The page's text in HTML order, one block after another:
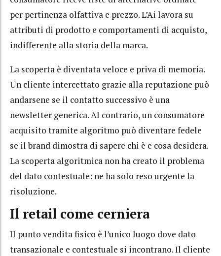
per pertinenza olfattiva e prezzo. L’Ai lavora su
attributi di prodotto e comportamenti di acquisto,
indifferente alla storia della marca.
La scoperta è diventata veloce e priva di memoria.
Un cliente intercettato grazie alla reputazione può
andarsene se il contatto successivo è una
newsletter generica. Al contrario, un consumatore
acquisito tramite algoritmo può diventare fedele
se il brand dimostra di sapere chi è e cosa desidera.
La scoperta algoritmica non ha creato il problema
del dato contestuale: ne ha solo reso urgente la
risoluzione.
Il retail come cerniera
Il punto vendita fisico è l’unico luogo dove dato
transazionale e contestuale si incontrano. Il cliente